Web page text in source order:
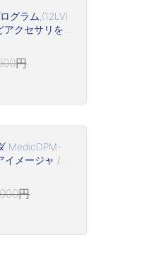
グラム,(12LV)
アクセサリを
ラテン・バ
円
MedicDPM-
イメージャ /
円